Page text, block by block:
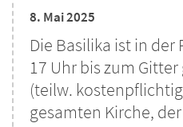
8. Mai 2025
Die Basilika ist in der
17 Uhr bis zum
(teilw.
gesamten Kirche,